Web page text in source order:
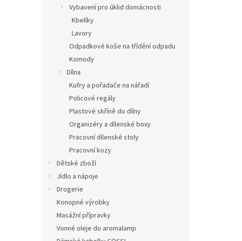
Vybavení pro úklid domácnosti
Kbelíky
Lavory
Odpadkové koše na třídění odpadu
Komody
Dílna
Kufry a pořadače na nářadí
Policové regály
Plastové skříně do dílny
Organizéry a dílenské boxy
Pracovní dílenské stoly
Pracovní kozy
Dětské zboží
Jídlo a nápoje
Drogerie
Konopné výrobky
Masážní přípravky
Vonné oleje do aromalamp